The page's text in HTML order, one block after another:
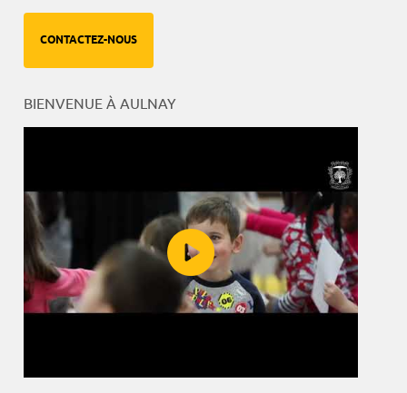
CONTACTEZ-NOUS
BIENVENUE À AULNAY